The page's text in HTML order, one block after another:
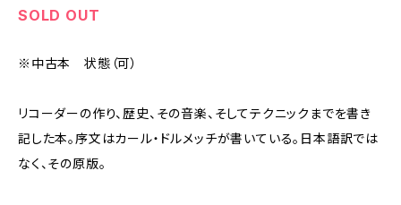
SOLD OUT
※中古本 状態（可）
リコーダーの作り、歴史、その音楽、そしてテクニックまでを書き
記した本。序文はカール・ドルメッチが書いている。日本語訳では
なく、その原版。